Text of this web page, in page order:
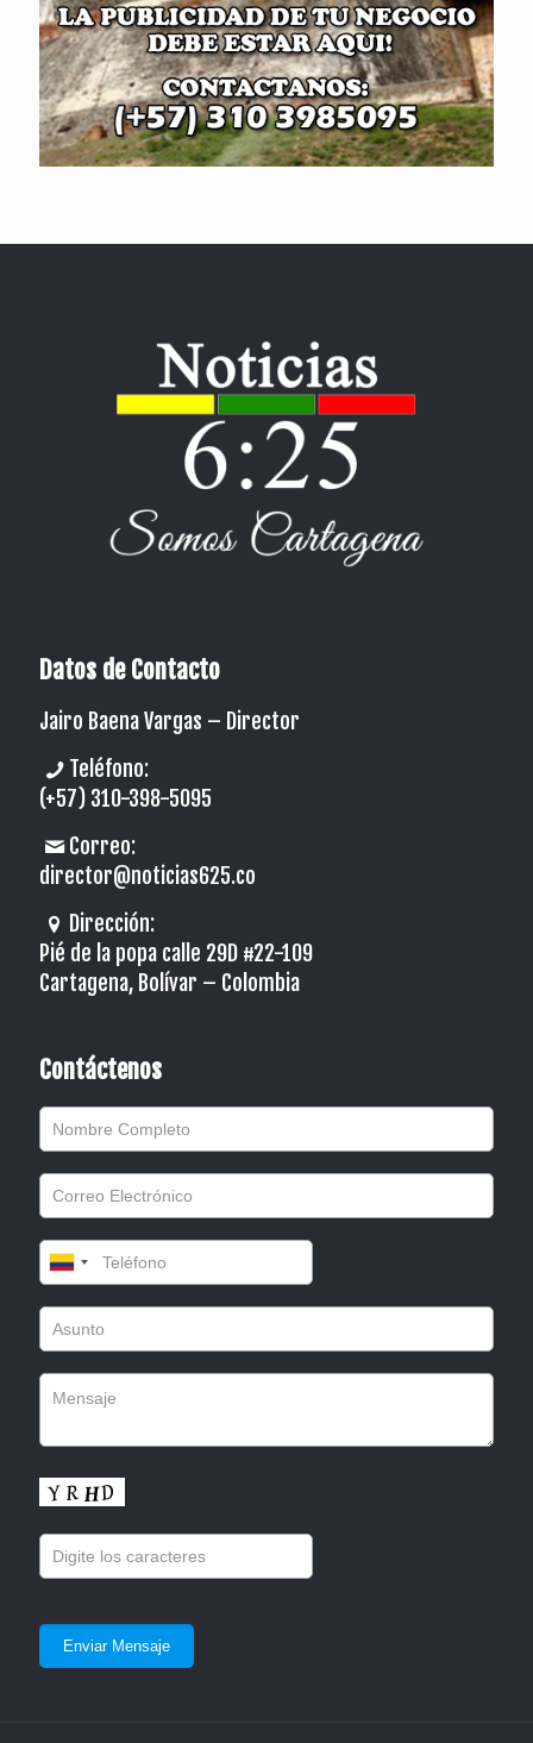
Datos de Contacto
Jairo Baena Vargas – Director
Teléfono:
(+57) 310-398-5095
Correo:
director@noticias625.co
Dirección:
Pié de la popa calle 29D #22-109
Cartagena, Bolívar – Colombia
Contáctenos